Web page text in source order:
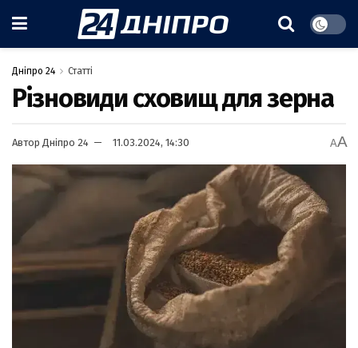
Дніпро 24 Статті
Різновиди сховищ для зерна
Автор Дніпро 24 11.03.2024, 14:30 AA